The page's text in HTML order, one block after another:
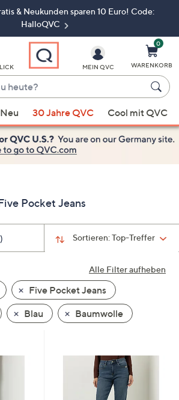
& Neukunden sparen 10 Euro! Code:
HalloQVC
MEIN QVC
0
WARENKORB
Neu 30 Jahre QVC Cool mit QVC
Pocket Jeans
Sortieren:Top-Treffer
Alle Filter aufheben
Five Pocket Jeans
Blau Baumwolle